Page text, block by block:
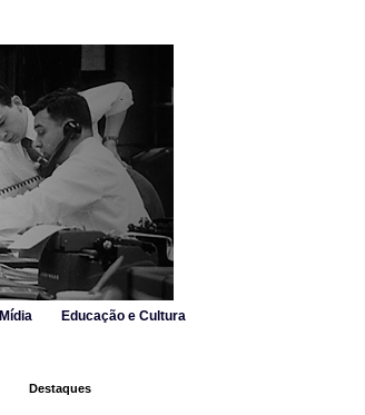
Mídia Educação e Cultura
Destaques